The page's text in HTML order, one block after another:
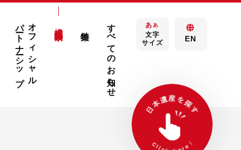
オフィシャル
パートナーシップ すべてのお知らせ あ あ
文字
サイズ
EN